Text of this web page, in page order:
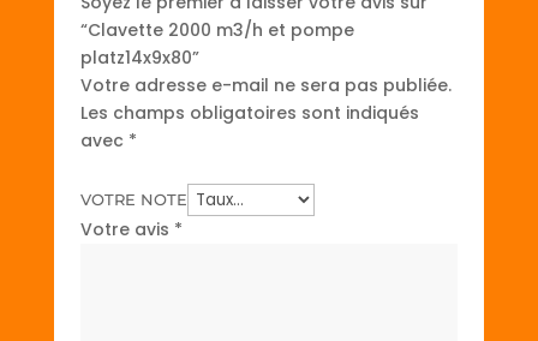
“Clavette 2000 m3/h et pompe
platz14x9x80”
Votre adresse e-mail ne sera pas publiée.
Les champs obligatoires sont indiqués
avec *
VOTRE NOTE
Votre avis *